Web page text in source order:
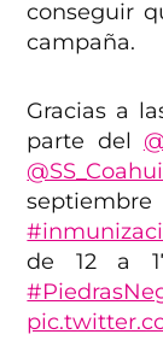
conseguir
campaña.
Gracias a
parte del
de 12 a